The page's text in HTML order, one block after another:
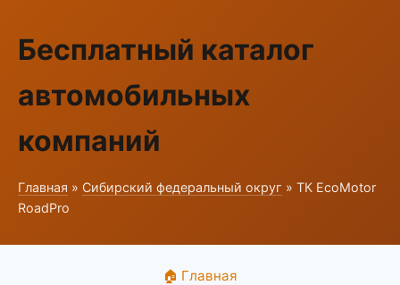
Бесплатный каталог
автомобильных
компаний
Главная » Сибирский федеральный округ » ТК EcoMotor
RoadPro
🏠 Главная